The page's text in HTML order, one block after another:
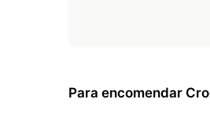
Para encomendar